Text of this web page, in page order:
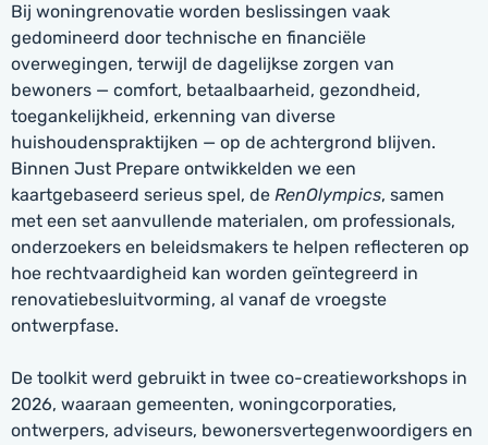
Bij woningrenovatie worden beslissingen vaak
gedomineerd door technische en financiële
overwegingen, terwijl de dagelijkse zorgen van
bewoners — comfort, betaalbaarheid, gezondheid,
toegankelijkheid, erkenning van diverse
huishoudenspraktijken — op de achtergrond blijven.
Binnen Just Prepare ontwikkelden we een
kaartgebaseerd serieus spel, de RenOlympics, samen
met een set aanvullende materialen, om professionals,
onderzoekers en beleidsmakers te helpen reflecteren op
hoe rechtvaardigheid kan worden geïntegreerd in
renovatiebesluitvorming, al vanaf de vroegste
ontwerpfase.
De toolkit werd gebruikt in twee co-creatieworkshops in
2026, waaraan gemeenten, woningcorporaties,
ontwerpers, adviseurs, bewonersvertegenwoordigers en